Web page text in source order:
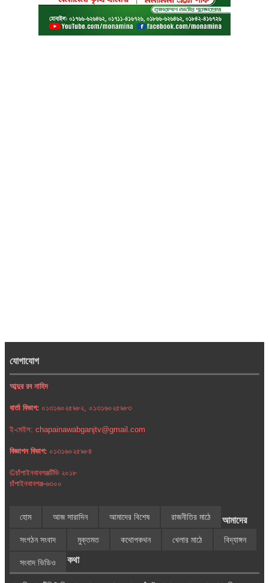
যোগাযোগ
আব্দুর রব নাহিদ
বার্তা বিভাগ: ০১৩১৬০২৫৯৮২, ০১৩১৬০২৫৯৮৩
ই-মেইল: chapainawabganjtv@gmail.com
বিজ্ঞাপন বিভাগ: ০১৩১৬০২৫৯৮৪
©চাঁপাইনবাবগঞ্জটিভি ২০১৮
চাঁপাইনবাবগঞ্জ-৬৩০০
হোম আজ সারাদিন আমাদের বিশেষ রাজনীতির মাঠে
সংগঠন সংবাদ মুক্তমত কথোপকথন খেলার মাঠে বিদ্যাঙ্গন
সংবাদ ভিডিও
আমাদের
কথা